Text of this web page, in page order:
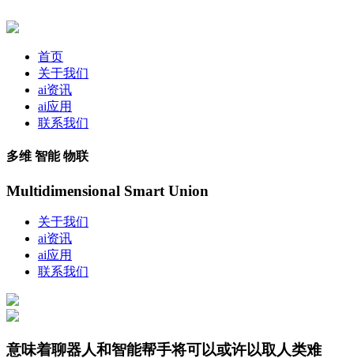
首页
关于我们
ai资讯
ai应用
联系我们
多维 智能 物联
Multidimensional Smart Union
关于我们
ai资讯
ai应用
联系我们
意味着聊器人和智能帮手将可以或许以取人类难